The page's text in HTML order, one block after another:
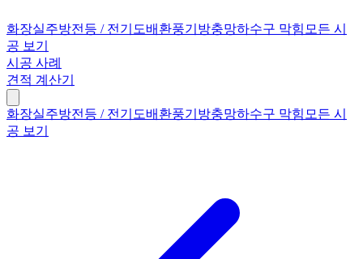
화장실주방전등 / 전기 도배 환풍기 방충망하수구 막힘 모든 시
공 보기
시공 사례
견적 계산기
화장실주방전등 / 전기 도배 환풍기 방충망하수구 막힘 모든 시
공 보기